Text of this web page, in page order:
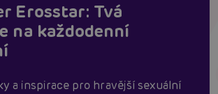
Erosstar: Tvá
na každodenní
a inspirace pro hravější sexuální